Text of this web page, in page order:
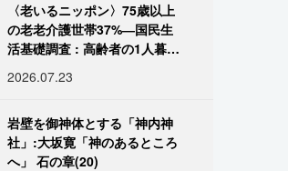
〈老いるニッポン〉75歳以上
の老老介護世帯37%―国民生
活基礎調査 : 高齢者の1人暮ら
2026.07.23
岩壁を御神体とする「神内神
社」:大坂寛「神のあるところ
へ」 石の章(20)